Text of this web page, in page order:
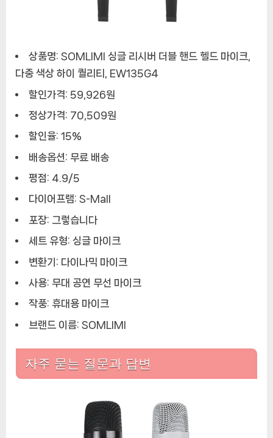
상품명: SOMLIMI 싱글 리시버 더블 핸드 헬드 마이크,
다중 색상 하이 퀄리티, EW135G4
할인가격: 59,926원
정상가격: 70,509원
할인율: 15%
배송옵션: 무료 배송
평점: 4.9/5
다이어프램: S-Mall
포장: 그렇습니다
세트 유형: 싱글 마이크
변환기: 다이나믹 마이크
사용: 무대 공연 무선 마이크
작풍: 휴대용 마이크
브랜드 이름: SOMLIMI
자주 묻는 질문과 답변